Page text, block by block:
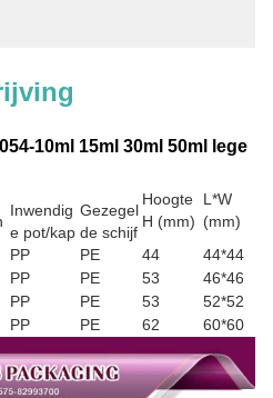
10ml 15ml 30ml 50ml lege
Hoogte
H (mm)
L*W
(mm)
Inwendig
e pot/kap
Gezegel
de schijf
PP PE 44
44*44
PP PE 53
46*46
PP PE 53
52*52
PP PE 62 60*60